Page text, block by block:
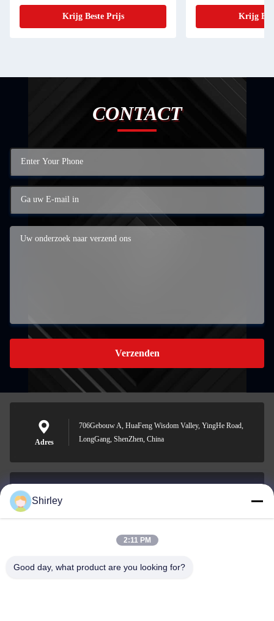
Krijg Beste Prijs Krijg
CONTACT
Verzenden
Adres
706Gebouw A, HuaFeng Wisdom Valley, YingHe Road,
LongGang, ShenZhen, China
0086-18148506772
Shirley
2:11 PM
Good day, what product are you looking for?